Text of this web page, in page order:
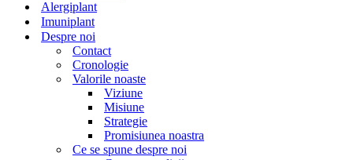
Alergiplant
Imuniplant
Despre noi
Contact
Cronologie
Valorile noaste
Viziune
Misiune
Strategie
Promisiunea noastra
Ce se spune despre noi